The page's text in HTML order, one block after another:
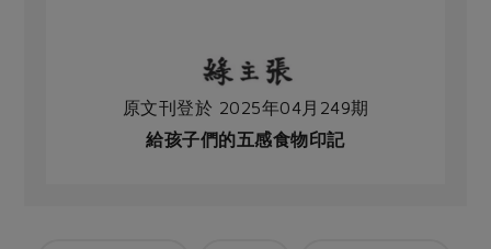
原文刊登於 2025年04月249期
給孩子們的五感食物印記